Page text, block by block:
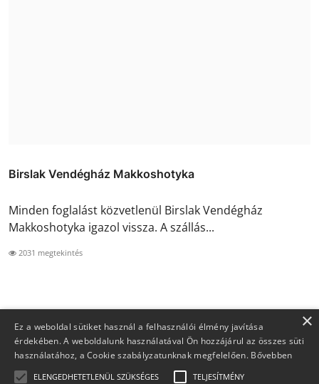
Birslak Vendégház Makkoshotyka
Minden foglalást közvetlenül Birslak Vendégház
Makkoshotyka igazol vissza. A szállás...
2031 megtekintés
×
Ez a weboldal sütiket használ a felhasználói élmény javítása
érdekében. A weboldalunk használatával Ön hozzájárul az összes süti
használatához, a Cookie szabályzatunknak megfelelően. Bővebben
ELENGEDHETETLENÜL SZÜKSÉGES TELJESÍTMÉNY